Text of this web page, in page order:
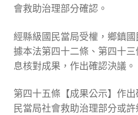
會救助治理部分確認。
經縣級國民當局受權，鄉鎮
據本法第四十二條、第四十
息核對成果，作出確認決議。
第四十五條【成果公示】作
民當局社會救助治理部分或